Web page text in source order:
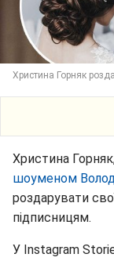
Христина Горняк
Христина
шоуменом
роздарувати
підписницям.
У Instagram